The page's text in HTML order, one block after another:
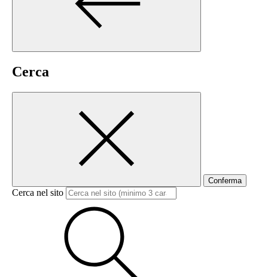
Cerca
Conferma
Cerca nel sito